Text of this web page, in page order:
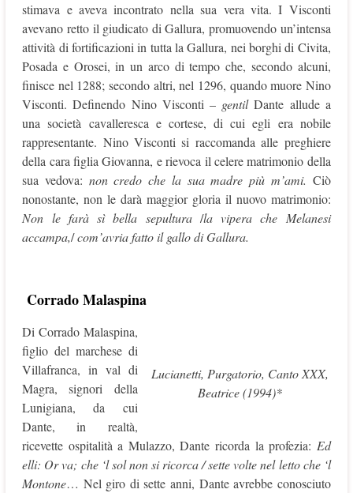
stimava e aveva incontrato nella sua vera vita. I Visconti
avevano retto il giudicato di Gallura, promuovendo un’intensa
attività di fortificazioni in tutta la Gallura, nei borghi di Civita,
Posada e Orosei, in un arco di tempo che, secondo alcuni,
finisce nel 1288; secondo altri, nel 1296, quando muore Nino
Visconti. Definendo Nino Visconti –gentilDante allude a
una società cavalleresca e cortese, di cui egli era nobile
rappresentante. Nino Visconti si raccomanda alle preghiere
della cara figlia Giovanna, e rievoca il celere matrimonio della
sua vedova: non credo che la sua madre più m’ami. Ciò
nonostante, non le darà maggior gloria il nuovo matrimonio:
Non le farà sì bella sepultura/la vipera che Melanesi
accampa,/com’avria fatto il gallo di Gallura.
Corrado Malaspina
Lucianetti, Purgatorio, Canto XXX,
Beatrice (1994)*
Di Corrado Malaspina,
figlio del marchese di
Villafranca, in val di
Magra, signori della
Lunigiana, da cui
Dante, in realtà,
ricevette ospitalità a Mulazzo, Dante ricorda la profezia: Ed
elli: Or va; che ‘l sol non si ricorca / sette volte nel letto che ‘l
Montone… Nel giro di sette anni, Dante avrebbe conosciuto